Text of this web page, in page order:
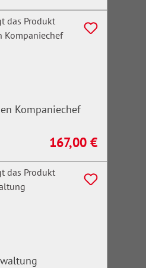
Kompaniechef
Regulärer Preis:
167,00 €